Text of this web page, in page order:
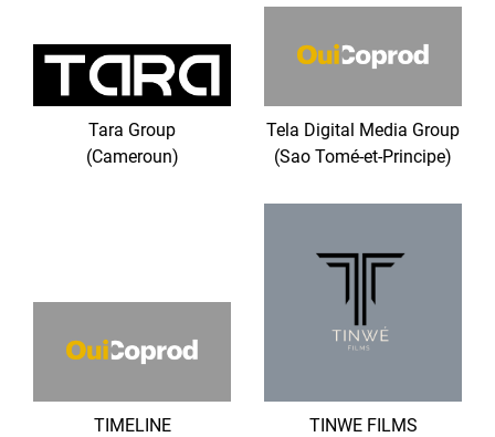
Tara Group
(Cameroun)
Tela Digital Media Group
(Sao Tomé-et-Principe)
TIMELINE
TINWE FILMS